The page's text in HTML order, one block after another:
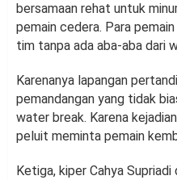
bersamaan rehat untuk
pemain cedera. Para
tim tanpa ada aba-aba dari
Karenanya lapangan
pemandangan yang tidak
water break. Karena
peluit meminta pemain
Ketiga, kiper Cahya